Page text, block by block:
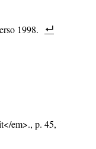
1998.
em>., p. 45,